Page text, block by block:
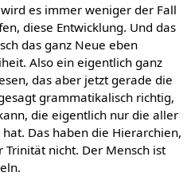
es immer weniger der Fall
diese Entwicklung. Und das
das ganz Neue eben
Also ein eigentlich ganz
das aber jetzt gerade die
grammatikalisch richtig,
die eigentlich nur die aller
Das haben die Hierarchien,
nicht. Der Mensch ist